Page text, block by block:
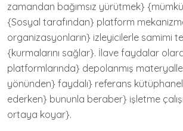
zamandan bağımsız yürütmek}
{Sosyal tarafından} platform
organizasyonların} izleyicilerle samimi
{kurmalarını sağlar}. İlave faydalar
platformlarında} depolanmış
yönünden} faydalı} referans
ederken} bununla beraber} işletme
ortaya koyar}.